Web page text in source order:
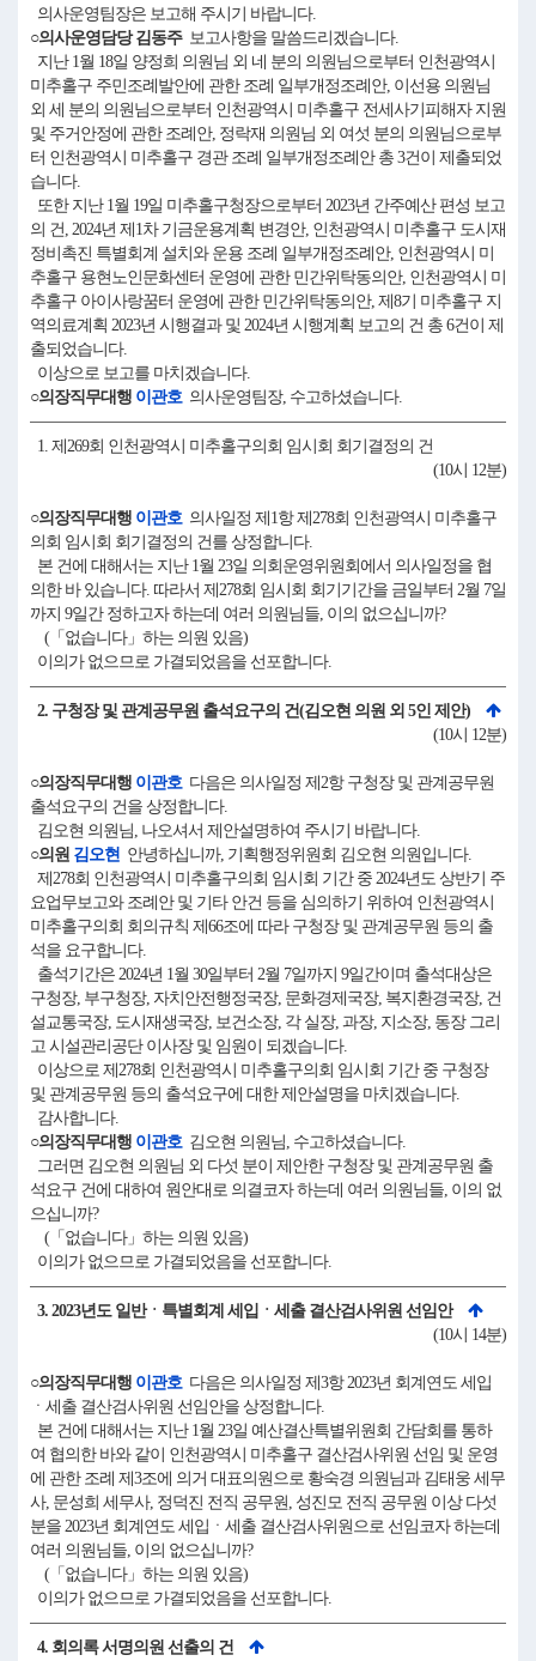
의사운영팀장은 보고해 주시기 바랍니다.
○의사운영담당 김동주보고사항을 말씀드리겠습니다.
지난 1월 18일 양정희 의원님 외 네 분의 의원님으로부터 인천광역시
미추홀구 주민조례발안에 관한 조례 일부개정조례안, 이선용 의원님
외 세 분의 의원님으로부터 인천광역시 미추홀구 전세사기피해자 지원
및 주거안정에 관한 조례안, 정락재 의원님 외 여섯 분의 의원님으로부
터 인천광역시 미추홀구 경관 조례 일부개정조례안 총 3건이 제출되었
습니다.
또한 지난 1월 19일 미추홀구청장으로부터 2023년 간주예산 편성 보고
의 건, 2024년 제1차 기금운용계획 변경안, 인천광역시 미추홀구 도시재
정비촉진 특별회계 설치와 운용 조례 일부개정조례안, 인천광역시 미
추홀구 용현노인문화센터 운영에 관한 민간위탁동의안, 인천광역시 미
추홀구 아이사랑꿈터 운영에 관한 민간위탁동의안, 제8기 미추홀구 지
역의료계획 2023년 시행결과 및 2024년 시행계획 보고의 건 총 6건이 제
출되었습니다.
이상으로 보고를 마치겠습니다.
○의장직무대행 이관호의사운영팀장, 수고하셨습니다.
1. 제269회 인천광역시 미추홀구의회 임시회 회기결정의 건
(10시 12분)
○의장직무대행 이관호의사일정 제1항 제278회 인천광역시 미추홀구
의회 임시회 회기결정의 건를 상정합니다.
본 건에 대해서는 지난 1월 23일 의회운영위원회에서 의사일정을 협
의한 바 있습니다. 따라서 제278회 임시회 회기기간을 금일부터 2월 7일
까지 9일간 정하고자 하는데 여러 의원님들, 이의 없으십니까?
(「없습니다」하는 의원 있음)
이의가 없으므로 가결되었음을 선포합니다.
2. 구청장 및 관계공무원 출석요구의 건(김오현 의원 외 5인 제안)
(10시 12분)
○의장직무대행 이관호다음은 의사일정 제2항 구청장 및 관계공무원
출석요구의 건을 상정합니다.
김오현 의원님, 나오셔서 제안설명하여 주시기 바랍니다.
○의원 김오현 안녕하십니까, 기획행정위원회 김오현 의원입니다.
제278회 인천광역시 미추홀구의회 임시회 기간 중 2024년도 상반기 주
요업무보고와 조례안 및 기타 안건 등을 심의하기 위하여 인천광역시
미추홀구의회 회의규칙 제66조에 따라 구청장 및 관계공무원 등의 출
석을 요구합니다.
출석기간은 2024년 1월 30일부터 2월 7일까지 9일간이며 출석대상은
구청장, 부구청장, 자치안전행정국장, 문화경제국장, 복지환경국장, 건
설교통국장, 도시재생국장, 보건소장, 각 실장, 과장, 지소장, 동장 그리
고 시설관리공단 이사장 및 임원이 되겠습니다.
이상으로 제278회 인천광역시 미추홀구의회 임시회 기간 중 구청장
및 관계공무원 등의 출석요구에 대한 제안설명을 마치겠습니다.
감사합니다.
○의장직무대행 이관호김오현 의원님, 수고하셨습니다.
그러면 김오현 의원님 외 다섯 분이 제안한 구청장 및 관계공무원 출
석요구 건에 대하여 원안대로 의결코자 하는데 여러 의원님들, 이의 없
으십니까?
(「없습니다」하는 의원 있음)
이의가 없으므로 가결되었음을 선포합니다.
3. 2023년도 일반ㆍ특별회계 세입ㆍ세출 결산검사위원 선임안
(10시 14분)
○의장직무대행 이관호다음은 의사일정 제3항 2023년 회계연도 세입
ㆍ세출 결산검사위원 선임안을 상정합니다.
본 건에 대해서는 지난 1월 23일 예산결산특별위원회 간담회를 통하
여 협의한 바와 같이 인천광역시 미추홀구 결산검사위원 선임 및 운영
에 관한 조례 제3조에 의거 대표의원으로 황숙경 의원님과 김태웅 세무
사, 문성희 세무사, 정덕진 전직 공무원, 성진모 전직 공무원 이상 다섯
분을 2023년 회계연도 세입ㆍ세출 결산검사위원으로 선임코자 하는데
여러 의원님들, 이의 없으십니까?
(「없습니다」하는 의원 있음)
이의가 없으므로 가결되었음을 선포합니다.
4. 회의록 서명의원 선출의 건